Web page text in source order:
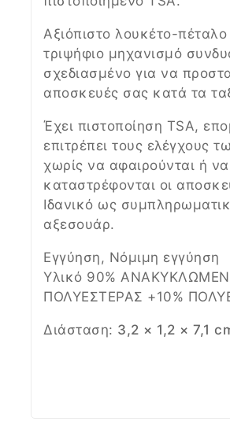
Αξιόπιστο λουκέτο-
τριψήφιο μηχανισμό
σχεδιασμένο για να
αποσκευές σας κατά τα
Έχει πιστοποίηση TSA,
επιτρέπει τους ελέγχους
χωρίς να αφαιρούνται ή να
καταστρέφονται οι
Ιδανικό ως
αξεσουάρ.
Εγγύηση, Νόμιμη εγγύηση
Υλικό 90%
ΠΟΛΥΕΣΤΕΡΑΣ +10%
Διάσταση: 3,2 × 1,2 × 7,1